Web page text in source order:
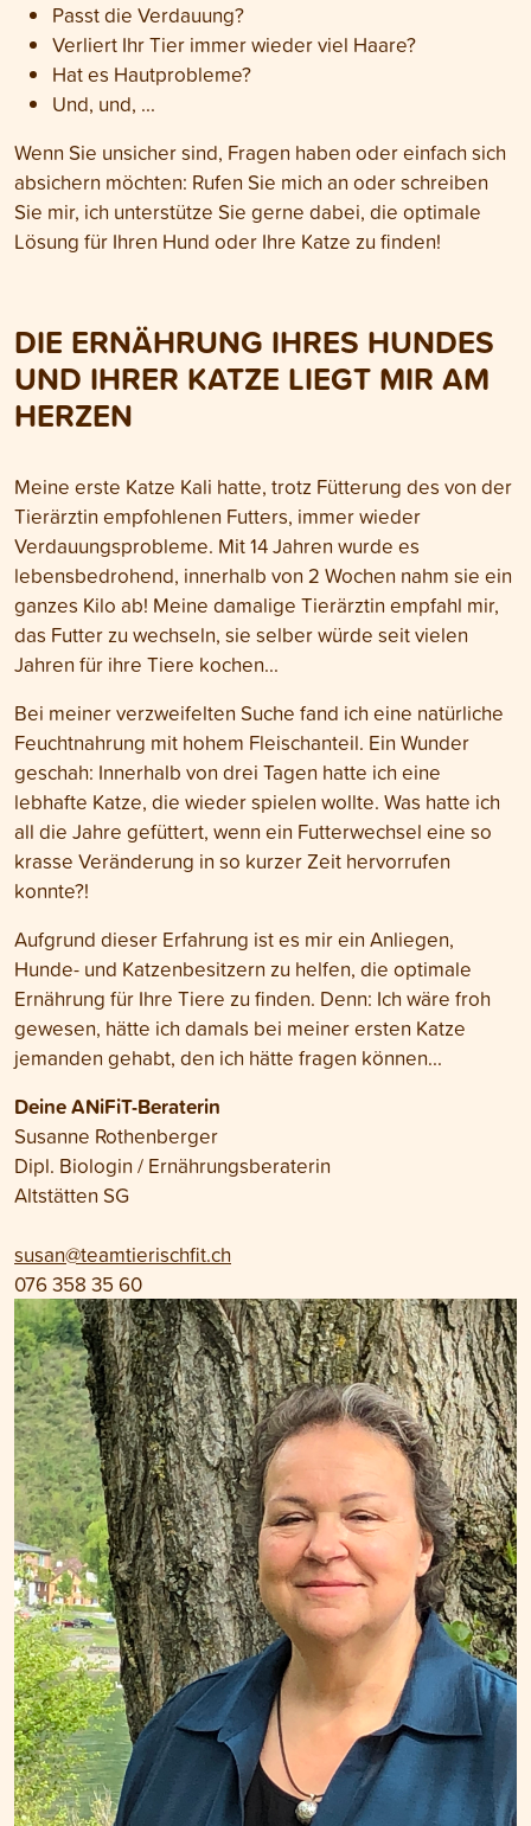
Passt die Verdauung?
Verliert Ihr Tier immer wieder viel Haare?
Hat es Hautprobleme?
Und, und, ...
Wenn Sie unsicher sind, Fragen haben oder einfach sich
absichern möchten: Rufen Sie mich an oder schreiben
Sie mir, ich unterstütze Sie gerne dabei, die optimale
Lösung für Ihren Hund oder Ihre Katze zu finden!
DIE ERNÄHRUNG IHRES HUNDES
UND IHRER KATZE LIEGT MIR AM
HERZEN
Meine erste Katze Kali hatte, trotz Fütterung des von der
Tierärztin empfohlenen Futters, immer wieder
Verdauungsprobleme. Mit 14 Jahren wurde es
lebensbedrohend, innerhalb von 2 Wochen nahm sie ein
ganzes Kilo ab! Meine damalige Tierärztin empfahl mir,
das Futter zu wechseln, sie selber würde seit vielen
Jahren für ihre Tiere kochen...
Bei meiner verzweifelten Suche fand ich eine natürliche
Feuchtnahrung mit hohem Fleischanteil. Ein Wunder
geschah: Innerhalb von drei Tagen hatte ich eine
lebhafte Katze, die wieder spielen wollte. Was hatte ich
all die Jahre gefüttert, wenn ein Futterwechsel eine so
krasse Veränderung in so kurzer Zeit hervorrufen
konnte?!
Aufgrund dieser Erfahrung ist es mir ein Anliegen,
Hunde- und Katzenbesitzern zu helfen, die optimale
Ernährung für Ihre Tiere zu finden. Denn: Ich wäre froh
gewesen, hätte ich damals bei meiner ersten Katze
jemanden gehabt, den ich hätte fragen können...
Deine ANiFiT-Beraterin
Susanne Rothenberger
Dipl. Biologin / Ernährungsberaterin
Altstätten SG
susan@teamtierischfit.ch
076 358 35 60